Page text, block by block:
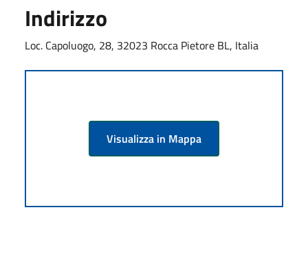
Indirizzo
Loc. Capoluogo, 28, 32023 Rocca Pietore BL, Italia
Visualizza in Mappa